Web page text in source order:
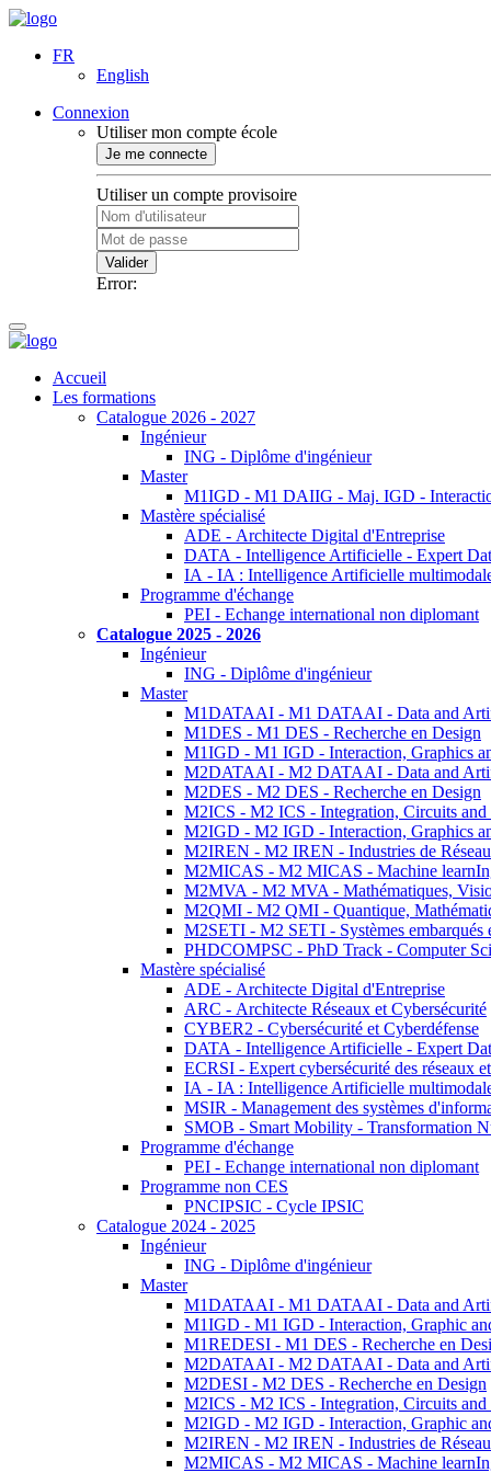
FR
English
Connexion
Utiliser mon compte école
Je me connecte
Utiliser un compte provisoire
Valider
Error:
Accueil
Les formations
Catalogue 2026 - 2027
Ingénieur
ING - Diplôme d'ingénieur
Master
M1IGD - M1 DAIIG - Maj. IGD -
Mastère spécialisé
ADE - Architecte Digital d'Entreprise
DATA - Intelligence Artificielle - Expert
IA - IA : Intelligence Artificielle
Programme d'échange
PEI - Echange international non diplomant
Catalogue 2025 - 2026
Ingénieur
ING - Diplôme d'ingénieur
Master
M1DATAAI - M1 DATAAI - Data and
M1DES - M1 DES - Recherche en Design
M1IGD - M1 IGD - Interaction, Graphics
M2DATAAI - M2 DATAAI - Data and
M2DES - M2 DES - Recherche en Design
M2ICS - M2 ICS - Integration, Circuits and
M2IGD - M2 IGD - Interaction, Graphics
M2IREN - M2 IREN - Industries de
M2MICAS - M2 MICAS - Machine
M2MVA - M2 MVA - Mathématiques,
M2QMI - M2 QMI - Quantique,
M2SETI - M2 SETI - Systèmes embarqués
PHDCOMPSC - PhD Track - Computer
Mastère spécialisé
ADE - Architecte Digital d'Entreprise
ARC - Architecte Réseaux et Cybersécurité
CYBER2 - Cybersécurité et Cyberdéfense
DATA - Intelligence Artificielle - Expert
ECRSI - Expert cybersécurité des réseaux
IA - IA : Intelligence Artificielle
MSIR - Management des systèmes
SMOB - Smart Mobility - Transformation
Programme d'échange
PEI - Echange international non diplomant
Programme non CES
PNCIPSIC - Cycle IPSIC
Catalogue 2024 - 2025
Ingénieur
ING - Diplôme d'ingénieur
Master
M1DATAAI - M1 DATAAI - Data and
M1IGD - M1 IGD - Interaction, Graphic
M1REDESI - M1 DES - Recherche en
M2DATAAI - M2 DATAAI - Data and
M2DESI - M2 DES - Recherche en Design
M2ICS - M2 ICS - Integration, Circuits and
M2IGD - M2 IGD - Interaction, Graphic
M2IREN - M2 IREN - Industries de
M2MICAS - M2 MICAS - Machine